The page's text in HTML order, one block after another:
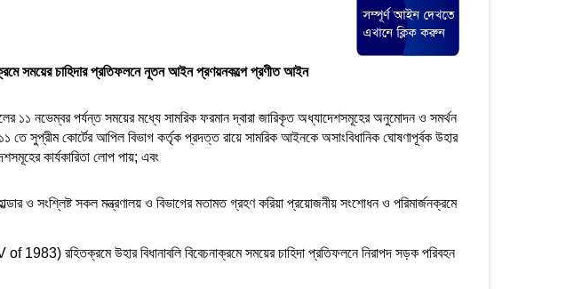
সময়ের চাহিদার প্রতিফলনে নূতন আইন প্রণয়নকল্পে প্রণীত আইন
নভেম্বর পর্যন্ত সময়ের মধ্যে সামরিক ফরমান দ্বারা জারিকৃত অধ্যাদেশসমূহের অনুমোদন ও সমর্থন
সুপ্রীম কোর্টের আপিল বিভাগ কর্তৃক প্রদত্ত রায়ে সামরিক আইনকে অসাংবিধানিক ঘোষণাপূর্বক উহার
কার্যকারিতা লোপ পায়; এবং
ও সংশ্লিষ্ট সকল মন্ত্রণালয় ও বিভাগের মতামত গ্রহণ করিয়া প্রয়োজনীয় সংশোধন ও পরিমার্জনক্রমে
রহিতক্রমে উহার বিধানাবলি বিবেচনাক্রমে সময়ের চাহিদা প্রতিফলনে নিরাপদ সড়ক পরিবহন